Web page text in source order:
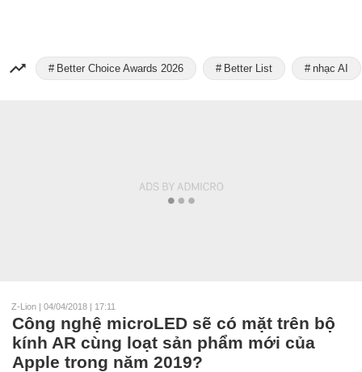
Better Choice Awards 2026 Better List nhạc AI
Z-Lion | 04/04/2018 | 17:11
Công nghệ microLED sẽ có mặt trên bộ
kính AR cùng loạt sản phẩm mới của
Apple trong năm 2019?